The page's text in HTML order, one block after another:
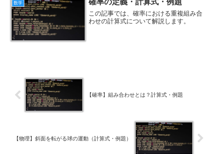
数学
この記事では、確率における重複組み合
わせの計算式について解説します。
【確率】組み合わせとは？計算式・例題
【物理】斜面を転がる球の運動（計算式・例題）